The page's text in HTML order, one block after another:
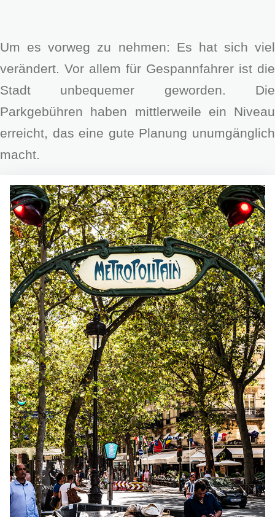
Um es vorweg zu nehmen: Es hat sich viel
verändert. Vor allem für Gespannfahrer ist die
Stadt unbequemer geworden. Die
Parkgebühren haben mittlerweile ein Niveau
erreicht, das eine gute Planung unumgänglich
macht.